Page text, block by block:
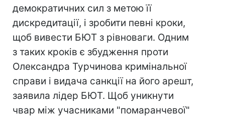
демократичних сил з метою її
дискредитації, і зробити певні кроки,
щоб вивести БЮТ з рівноваги. Одним
з таких кроків є збудження проти
Олександра Турчинова кримінальної
справи і видача санкції на його арешт,
заявила лідер БЮТ. Щоб уникнути
чвар між учасниками "помаранчевої"